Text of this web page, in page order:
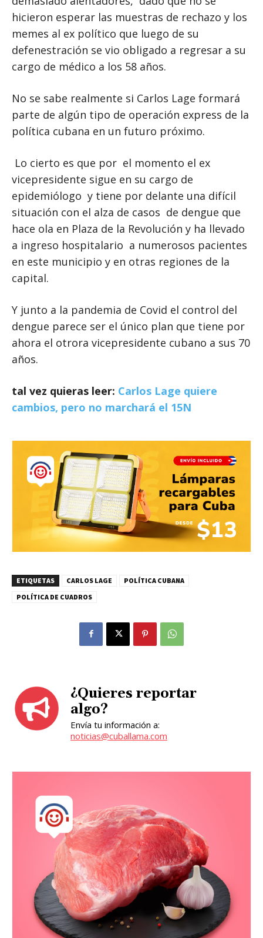
hicieron esperar las muestras de rechazo y los
memes al ex político que luego de su
defenestración se vio obligado a regresar a su
cargo de médico a los 58 años.
No se sabe realmente si Carlos Lage formará
parte de algún tipo de operación express de la
política cubana en un futuro próximo.
Lo cierto es que por el momento el ex
vicepresidente sigue en su cargo de
epidemiólogo y tiene por delante una difícil
situación con el alza de casos de dengue que
hace ola en Plaza de la Revolución y ha llevado
a ingreso hospitalario a numerosos pacientes
en este municipio y en otras regiones de la
capital.
Y junto a la pandemia de Covid el control del
dengue parece ser el único plan que tiene por
ahora el otrora vicepresidente cubano a sus 70
años.
tal vez quieras leer: Carlos Lage quiere
cambios, pero no marchará el 15N
ETIQUETAS CARLOS LAGE
POLÍTICA CUBANA
POLÍTICA DE CUADROS
¿Quieres reportar
algo?
Envía tu información a:
noticias@cuballama.com